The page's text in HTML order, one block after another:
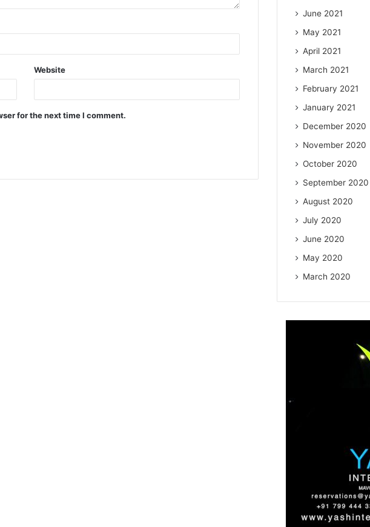
Website
for the next time I comment.
June 2021
May 2021
April 2021
March 2021
February 2021
January 2021
December 2020
November 2020
October 2020
September 2020
August 2020
July 2020
June 2020
May 2020
March 2020